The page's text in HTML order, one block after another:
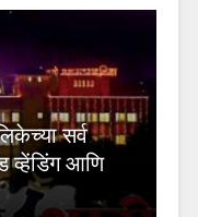
सर्व
व्हेंडिंग आणि